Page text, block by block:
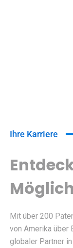
Ihre Karriere
Mit über 200
von Amerika über
globaler Partner